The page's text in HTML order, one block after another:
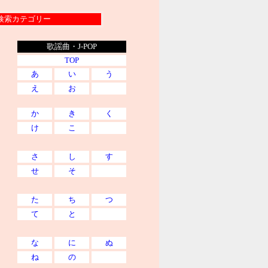
カテゴリー
歌謡曲・J-POP
TOP
あ
い
う
え
お
か き
く
け
こ
さ し
す
せ
そ
た ち
つ
て
と
な に
ぬ
ね
の